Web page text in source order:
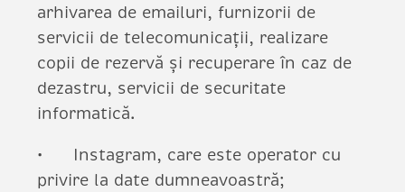
arhivarea de emailuri, furnizorii de
servicii de telecomunicații, realizare
copii de rezervă și recuperare în caz de
dezastru, servicii de securitate
informatică.
Instagram, care este operator cu
privire la date dumneavoastră;